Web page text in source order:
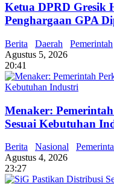
Ketua DPRD Gresik
Penghargaan GPA
Berita Daerah Pemerintah
Agustus 5, 2026
20:41
Menaker:
Sesuai Kebutuhan
Berita Nasional
Agustus 4, 2026
23:27